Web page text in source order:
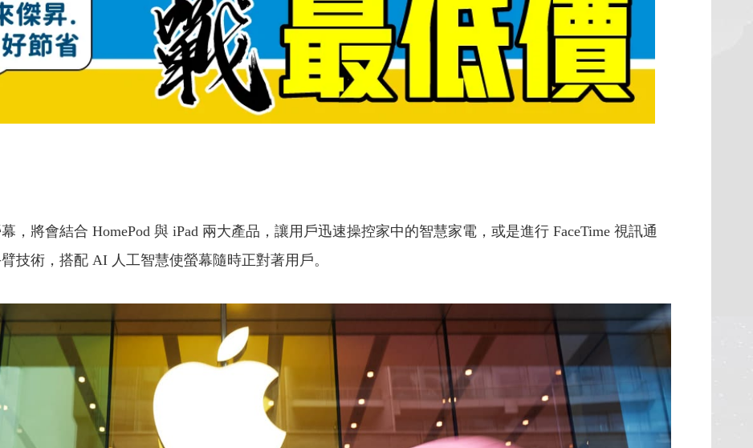
，將會結合 HomePod 與 iPad 兩大產品，讓用戶迅速操控家中的智慧家電，或是進行 FaceTime 視訊通
技術，搭配 AI 人工智慧使螢幕隨時正對著用戶。